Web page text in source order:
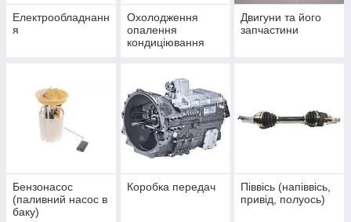
Електрообладнанн
я
Охолодження
опалення
кондиціювання
Двигуни та його
запчастини
Бензонасос
(паливний насос в
баку)
Коробка передач
Піввісь (напіввісь,
привід, полуось)